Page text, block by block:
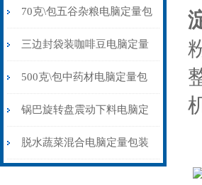
70克\包五谷杂粮电脑定量包
装机背封价格
三边封袋装咖啡豆电脑定量
包装机150克\包
500克\包中药材电脑定量包
装机厂家现货
锅巴旋转盘震动下料电脑定
量包装机200-400克
脱水蔬菜混合电脑定量包装